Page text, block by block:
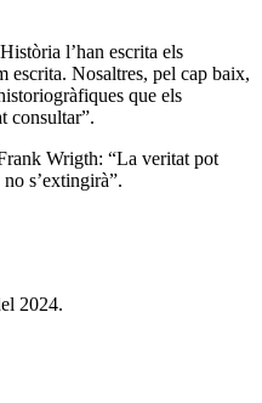
l’han escrita els
escrita. Nosaltres, pel cap baix,
que els
consultar”.
Wrigth: “La veritat pot
s’extingirà”.
2024.